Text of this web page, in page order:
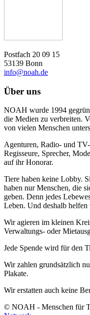
Postfach 20 09 15
53139 Bonn
info@noah.de
Über uns
NOAH wurde 1994
die Medien zu verbreiten.
von vielen Menschen
Agenturen, Radio- und
Regisseure, Sprecher,
auf ihr Honorar.
Tiere haben keine Lobby.
haben nur Menschen, die
geben. Denn jedes
Leben. Und deshalb
Wir agieren im kleinen
Verwaltungs- oder
Jede Spende wird für den
Wir zahlen grundsätzlich
Plakate.
Wir erstatten auch keine
© NOAH - Menschen für